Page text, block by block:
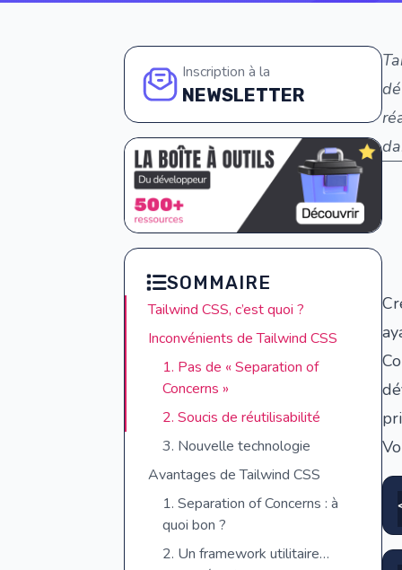
Inscription à la
NEWSLETTER
SOMMAIRE
Tailwind CSS, c’est quoi ?
Inconvénients de Tailwind CSS
1. Pas de « Separation of
Concerns »
2. Soucis de réutilisabilité
3. Nouvelle technologie
Avantages de Tailwind CSS
1. Separation of Concerns : à
quoi bon ?
2. Un framework utilitaire…